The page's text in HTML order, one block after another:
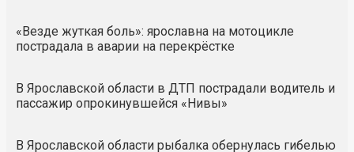
«Везде жуткая боль»: ярославна на мотоцикле
пострадала в аварии на перекрёстке
В Ярославской области в ДТП пострадали водитель и
пассажир опрокинувшейся «Нивы»
В Ярославской области рыбалка обернулась гибелью